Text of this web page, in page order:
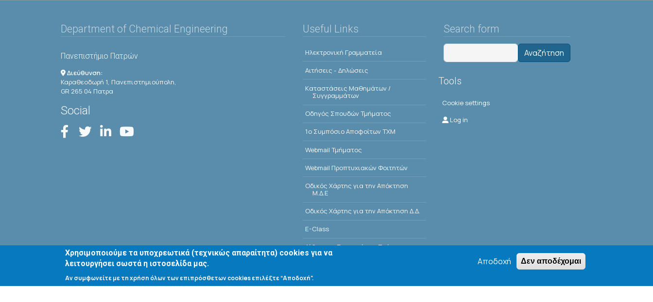
Department of Chemical Engineering
Πανεπιστήμιο Πατρών
Διεύθυνση:
Καραθεοδωρή 1, Πανεπιστημιούπολη,
GR 265 04 Πατρα
Social
Useful Links
Ηλεκτρονική Γραμματεία
Αιτήσεις - Δηλώσεις
Kαταστάσεις Μαθημάτων /
Συγγραμμάτων
Οδηγός Σπουδών Τμήματος
1o Συμπόσιο Αποφοίτων ΤΧΜ
Webmail Τμήματος
Webmail Προπτυχιακών Φοιτητών
Οδικός Χάρτης για την Απόκτηση
Μ.Δ.Ε
Οδικός Χάρτης για την Απόκτηση Δ.Δ.
E-Class
Αίθουσες Σεμιναρίων - Πρόγραμμα
Search form
Αναζήτηση
Tools
Cookie settings
Μενού λογαριασμού χρήστη
Log in
Χρησιμοποιούμε τα υποχρεωτικά (τεχνικώς απαραίτητα) cookies για να
λειτουργήσει σωστά η ιστοσελίδα μας.
Αν συμφωνείτε με τη χρήση όλων των επιπρόσθετων cookies επιλέξτε “Αποδοχή”.
Αποδοχή Δεν αποδέχομαι